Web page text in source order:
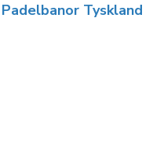
Padelbanor Tyskland